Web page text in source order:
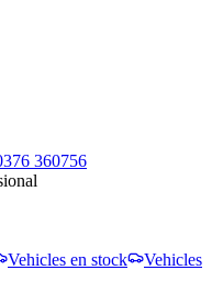
360756
Vehicles en stock
Vehicles